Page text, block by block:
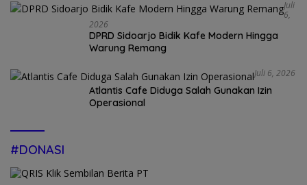
Juli
6,
2026
DPRD Sidoarjo Bidik Kafe Modern Hingga
Warung Remang
Juli 6, 2026
Atlantis Cafe Diduga Salah Gunakan Izin
Operasional
#DONASI